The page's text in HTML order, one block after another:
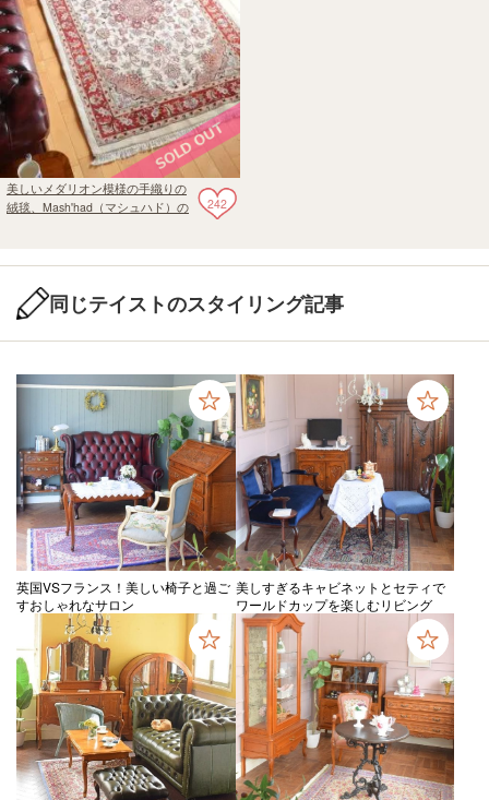
242
美しいメダリオン模様の手織りの
絨毯、Mash'had（マシュハド）の
同じテイストのスタイリング記事
英国VSフランス！美しい椅子と過ご
すおしゃれなサロン
美しすぎるキャビネットとセティで
ワールドカップを楽しむリビング